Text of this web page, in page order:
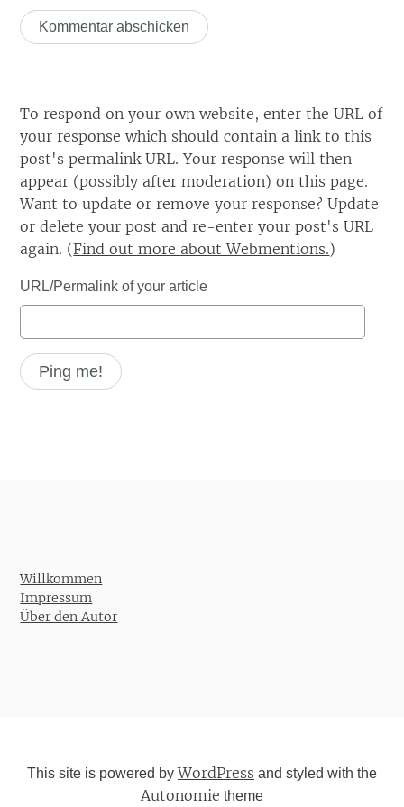
To respond on your own website, enter the URL of
your response which should contain a link to this
post's permalink URL. Your response will then
appear (possibly after moderation) on this page.
Want to update or remove your response? Update
or delete your post and re-enter your post's URL
again. (Find out more about Webmentions.)
URL/Permalink of your article
Willkommen
Impressum
Über den Autor
This site is powered byWordPress and styled with the
Autonomie theme